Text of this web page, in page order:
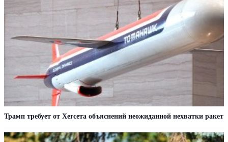
Трамп требует от Хегсета объяснений неожиданной нехватки ракет